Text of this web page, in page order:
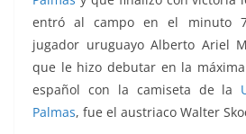
entró al campo en el minuto
jugador uruguayo Alberto Ariel
que le hizo debutar en la
español con la camiseta de la
Palmas, fue el austriaco Walter